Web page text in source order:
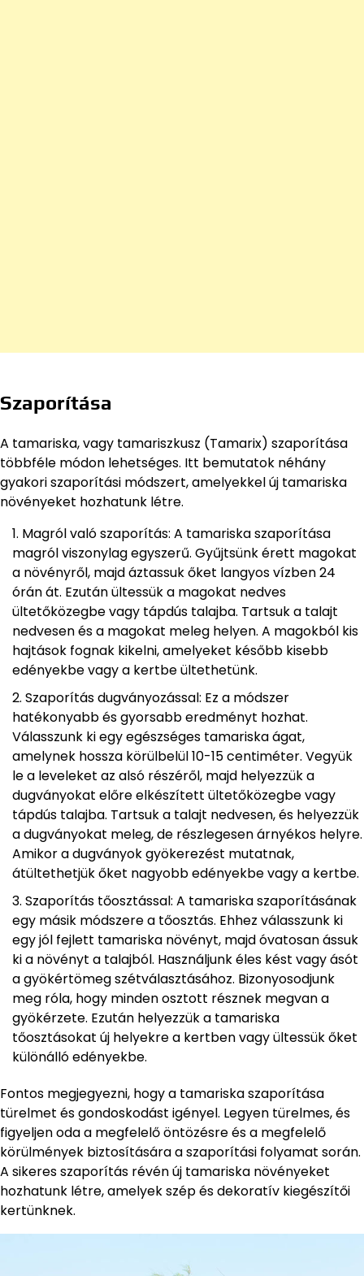
Szaporítása
A tamariska, vagy tamariszkusz (Tamarix) szaporítása
többféle módon lehetséges. Itt bemutatok néhány
gyakori szaporítási módszert, amelyekkel új tamariska
növényeket hozhatunk létre.
Magról való szaporítás: A tamariska szaporítása
magról viszonylag egyszerű. Gyűjtsünk érett magokat
a növényről, majd áztassuk őket langyos vízben 24
órán át. Ezután ültessük a magokat nedves
ültetőközegbe vagy tápdús talajba. Tartsuk a talajt
nedvesen és a magokat meleg helyen. A magokból kis
hajtások fognak kikelni, amelyeket később kisebb
edényekbe vagy a kertbe ültethetünk.
Szaporítás dugványozással: Ez a módszer
hatékonyabb és gyorsabb eredményt hozhat.
Válasszunk ki egy egészséges tamariska ágat,
amelynek hossza körülbelül 10-15 centiméter. Vegyük
le a leveleket az alsó részéről, majd helyezzük a
dugványokat előre elkészített ültetőközegbe vagy
tápdús talajba. Tartsuk a talajt nedvesen, és helyezzük
a dugványokat meleg, de részlegesen árnyékos helyre.
Amikor a dugványok gyökerezést mutatnak,
átültethetjük őket nagyobb edényekbe vagy a kertbe.
Szaporítás tőosztással: A tamariska szaporításának
egy másik módszere a tőosztás. Ehhez válasszunk ki
egy jól fejlett tamariska növényt, majd óvatosan ássuk
ki a növényt a talajból. Használjunk éles kést vagy ásót
a gyökértömeg szétválasztásához. Bizonyosodjunk
meg róla, hogy minden osztott résznek megvan a
gyökérzete. Ezután helyezzük a tamariska
tőosztásokat új helyekre a kertben vagy ültessük őket
különálló edényekbe.
Fontos megjegyezni, hogy a tamariska szaporítása
türelmet és gondoskodást igényel. Legyen türelmes, és
figyeljen oda a megfelelő öntözésre és a megfelelő
körülmények biztosítására a szaporítási folyamat során.
A sikeres szaporítás révén új tamariska növényeket
hozhatunk létre, amelyek szép és dekoratív kiegészítői
kertünknek.